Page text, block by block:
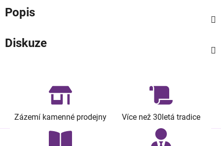
Popis
Diskuze
Zázemí kamenné prodejny Více než 30letá tradice